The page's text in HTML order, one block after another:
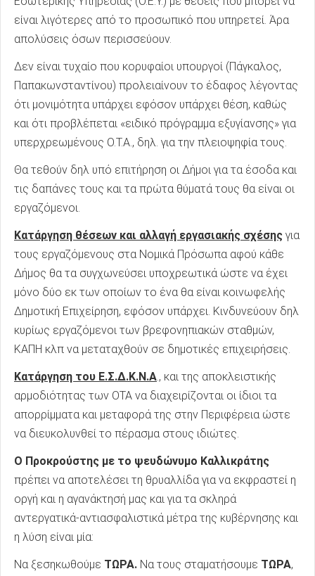
είναι λιγότερες από το προσωπικό που υπηρετεί. Άρα
απολύσεις όσων περισσεύουν.
Δεν είναι τυχαίο που κορυφαίοι υπουργοί (Πάγκαλος,
Παπακωνσταντίνου) προλειαίνουν το έδαφος λέγοντας
ότι μονιμότητα υπάρχει εφόσον υπάρχει θέση, καθώς
και ότι προβλέπεται «ειδικό πρόγραμμα εξυγίανσης» για
υπερχρεωμένους Ο.Τ.Α., δηλ. για την πλειοψηφία τους.
Θα τεθούν δηλ υπό επιτήρηση οι Δήμοι για τα έσοδα και
τις δαπάνες τους και τα πρώτα θύματά τους θα είναι οι
εργαζόμενοι.
Κατάργηση θέσεων και αλλαγή εργασιακής σχέσης για
τους εργαζόμενους στα Νομικά Πρόσωπα αφού κάθε
Δήμος θα τα συγχωνεύσει υποχρεωτικά ώστε να έχει
μόνο δύο εκ των οποίων το ένα θα είναι κοινωφελής
Δημοτική Επιχείρηση, εφόσον υπάρχει. Κινδυνεύουν δηλ
κυρίως εργαζόμενοι των βρεφονηπιακών σταθμών,
ΚΑΠΗ κλπ να μεταταχθούν σε δημοτικές επιχειρήσεις.
Κατάργηση του Ε.Σ.Δ.Κ.Ν.Α., και της αποκλειστικής
αρμοδιότητας των ΟΤΑ να διαχειρίζονται οι ίδιοι τα
απορρίμματα και μεταφορά της στην Περιφέρεια ώστε
να διευκολυνθεί το πέρασμα στους ιδιώτες.
Ο Προκρούστης με το ψευδώνυμο Καλλικράτης
πρέπει να αποτελέσει τη θρυαλλίδα για να εκφραστεί η
οργή και η αγανάκτησή μας και για τα σκληρά
αντεργατικά-αντιασφαλιστικά μέτρα της κυβέρνησης και
η λύση είναι μία:
Να ξεσηκωθούμε ΤΩΡΑ. Να τους σταματήσουμε ΤΩΡΑ,